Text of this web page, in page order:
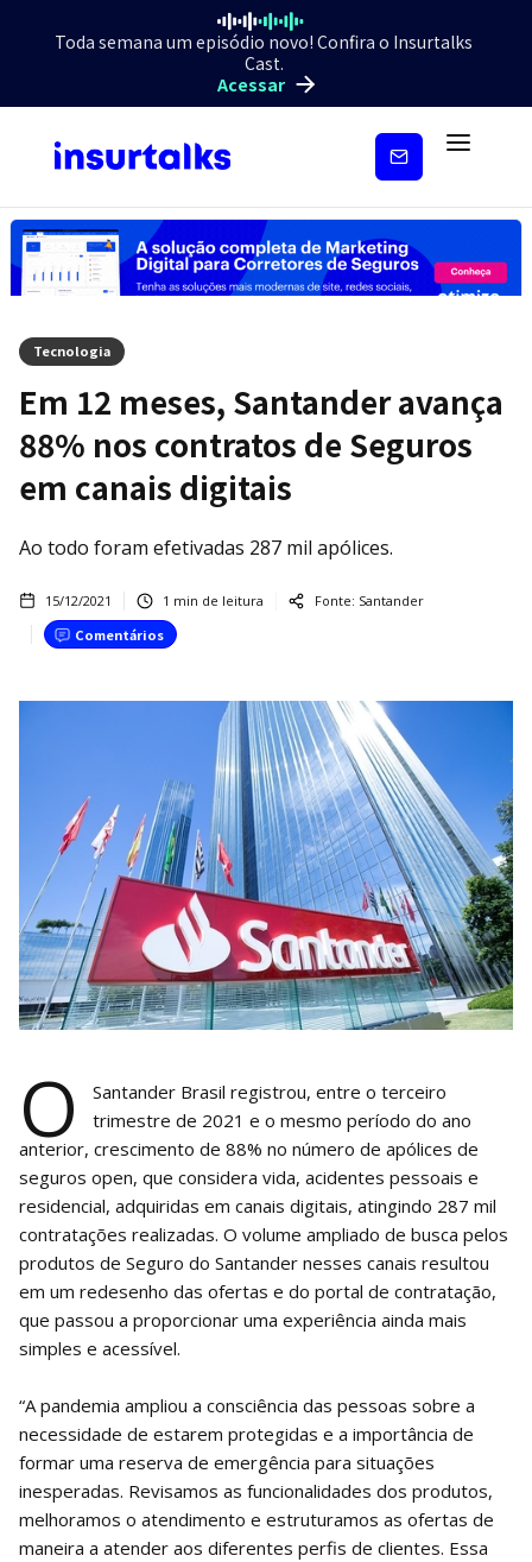
Toda semana um episódio novo! Confira o Insurtalks
Cast.
Acessar
Inscreva-
Tecnologia
Em 12 meses, Santander avança
88% nos contratos de Seguros
em canais digitais
Ao todo foram efetivadas 287 mil apólices.
15/12/2021 1 min de leitura Fonte: Santander
Comentários
O
Santander Brasil registrou, entre o terceiro
trimestre de 2021 e o mesmo período do ano
anterior, crescimento de 88% no número de apólices de
seguros open, que considera vida, acidentes pessoais e
residencial, adquiridas em canais digitais, atingindo 287 mil
contratações realizadas. O volume ampliado de busca pelos
produtos de Seguro do Santander nesses canais resultou
em um redesenho das ofertas e do portal de contratação,
que passou a proporcionar uma experiência ainda mais
simples e acessível.
“A pandemia ampliou a consciência das pessoas sobre a
necessidade de estarem protegidas e a importância de
formar uma reserva de emergência para situações
inesperadas. Revisamos as funcionalidades dos produtos,
melhoramos o atendimento e estruturamos as ofertas de
maneira a atender aos diferentes perfis de clientes. Essa